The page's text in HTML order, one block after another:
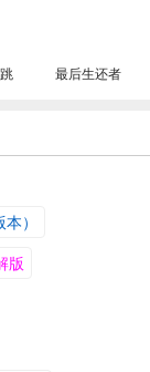
最后生还者
）
版